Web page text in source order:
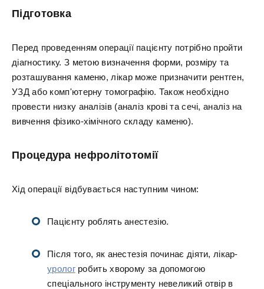
Підготовка
Перед проведенням операції пацієнту потрібно пройти
діагностику. З метою визначення форми, розміру та
розташування каменю, лікар може призначити рентген,
УЗД або комп'ютерну томографію. Також необхідно
провести низку аналізів (аналіз крові та сечі, аналіз на
вивчення фізико-хімічного складу каменю).
Процедура нефролітотомії
Хід операції відбувається наступним чином:
Пацієнту роблять анестезію.
Після того, як анестезія починає діяти, лікар-
урологробить хворому за допомогою
спеціального інструменту невеликий отвір в